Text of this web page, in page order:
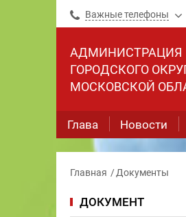
Важные телефоны
АДМИНИСТРАЦИЯ
ГОРОДСКОГО
МОСКОВСКОЙ
Глава Новости
Главная Документы
ДОКУМЕНТ